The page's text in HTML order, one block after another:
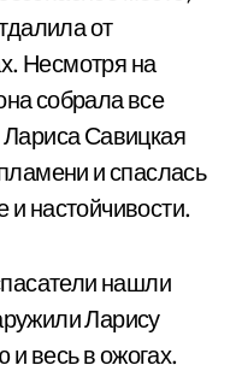
от
Несмотря на
собрала все
Савицкая
и спаслась
и настойчивости.
нашли
Ларису
весь в ожогах.